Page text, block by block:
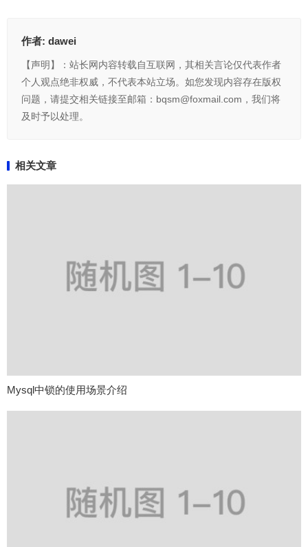
作者: dawei
【声明】：站长网内容转载自互联网，其相关言论仅代表作者
个人观点绝非权威，不代表本站立场。如您发现内容存在版权
问题，请提交相关链接至邮箱：bqsm@foxmail.com，我们将
及时予以处理。
相关文章
Mysql中锁的使用场景介绍